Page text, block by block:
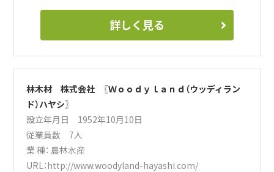
詳しく見る
林木材 株式会社 〖Ｗｏｏｄｙｌａｎｄ（ウッディラン
ド）ハヤシ〗
設立年月日 1952年10月10日
従業員数 7人
業 種： 農林水産
URL：http://www.woodyland-hayashi.com/